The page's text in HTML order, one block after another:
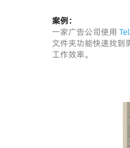
案例：
一家广告公司使用
文件夹功能快速找到
工作效率。